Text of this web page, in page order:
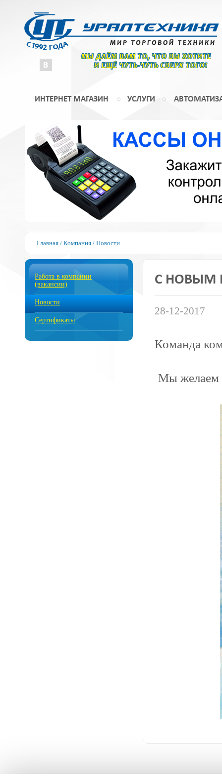
МЫ ДАЁМ ВАМ ТО, ЧТО ВЫ ХОТИТЕ
И ЕЩЁ ЧУТЬ-ЧУТЬ СВЕРХ ТОГО!
ИНТЕРНЕТ МАГАЗИН УСЛУГИ
Главная / Компания / Новости
Работа в компании
(вакансии)
Новости
Сертификаты
С НОВЫМ
28-12-2017
Команда
Мы желаем